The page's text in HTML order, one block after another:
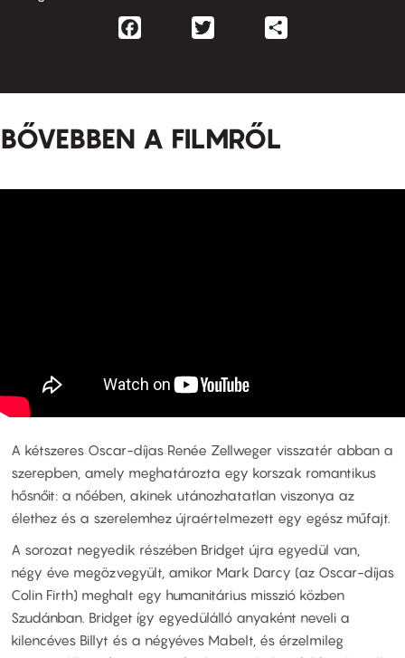
Facebook
BŐVEBBEN A FILMRŐL
A kétszeres Oscar-díjas Renée Zellweger visszatér abban a
szerepben, amely meghatározta egy korszak romantikus
hősnőit: a nőében, akinek utánozhatatlan viszonya az
élethez és a szerelemhez újraértelmezett egy egész műfajt.
A sorozat negyedik részében Bridget újra egyedül van,
négy éve megözvegyült, amikor Mark Darcy (az Oscar-díjas
Colin Firth) meghalt egy humanitárius misszió közben
Szudánban. Bridget így egyedülálló anyaként neveli a
kilencéves Billyt és a négyéves Mabelt, és érzelmileg